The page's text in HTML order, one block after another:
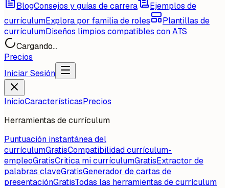
BlogConsejos y guías de carrera
Ejemplos de
currículumExplora por familia de roles
Plantillas de
currículumDiseños limpios compatibles con ATS
Cargando...
Precios
Iniciar Sesión
InicioCaracterísticasPrecios
Herramientas de currículum
Puntuación instantánea del
currículumGratisCompatibilidad currículum-
empleoGratisCritica mi currículumGratisExtractor de
palabras claveGratisGenerador de cartas de
presentaciónGratisTodas las herramientas de currículum